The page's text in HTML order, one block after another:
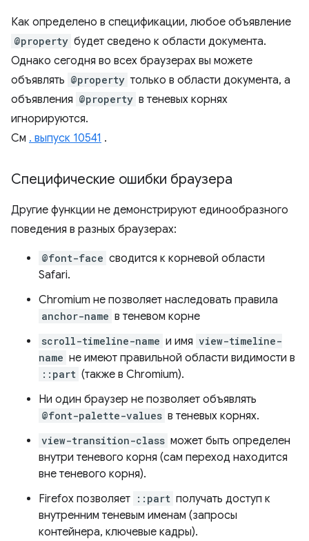
Как определено в спецификации, любое объявление
@property будет сведено к области документа.
Однако сегодня во всех браузерах вы можете
объявлять @property только в области документа, а
объявления @property в теневых корнях
игнорируются.
См . выпуск 10541 .
Специфические ошибки браузера
Другие функции не демонстрируют единообразного
поведения в разных браузерах:
@font-face сводится к корневой области
Safari.
Chromium не позволяет наследовать правила
anchor-name в теневом корне
scroll-timeline-name и имя view-timeline-
name не имеют правильной области видимости в
::part (также в Chromium).
Ни один браузер не позволяет объявлять
@font-palette-values в теневых корнях.
view-transition-class может быть определен
внутри теневого корня (сам переход находится
вне теневого корня).
Firefox позволяет ::part получать доступ к
внутренним теневым именам (запросы
контейнера, ключевые кадры).